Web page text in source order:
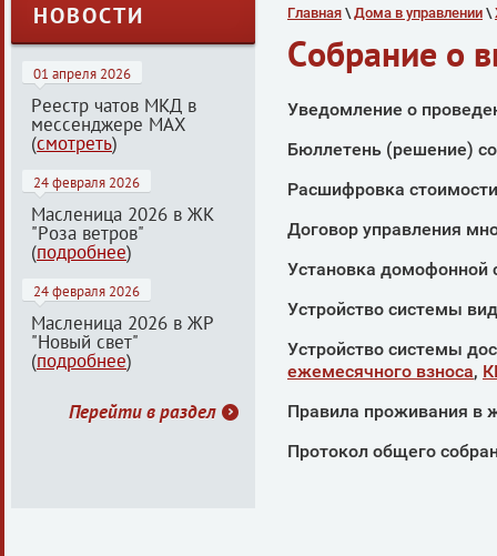
НОВОСТИ
01 апреля 2026
Реестр чатов МКД в
мессенджере МАХ
(смотреть)
24 февраля 2026
Масленица 2026 в ЖК
"Роза ветров"
(подробнее)
24 февраля 2026
Масленица 2026 в ЖР
"Новый свет"
(подробнее)
Перейти в раздел
Главная \ Дома в управлении \
Собрание о
Уведомление о
Бюллетень (решение)
Расшифровка
Договор управления
Установка домофонной
Устройство системы
Устройство системы
ежемесячного взноса,
Правила проживания в
Протокол общего